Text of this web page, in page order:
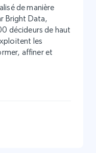
de manière
Bright Data,
décideurs de haut
les
affiner et